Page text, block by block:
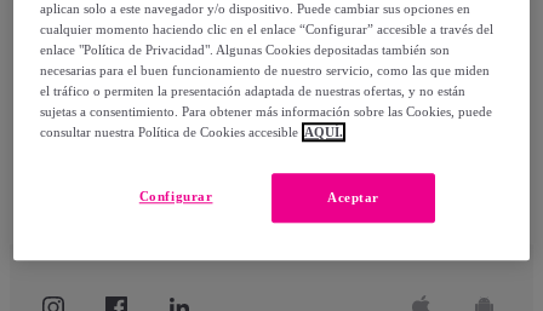
Identificarme
aplican solo a este navegador y/o dispositivo. Puede cambiar sus opciones en
cualquier momento haciendo clic en el enlace “Configurar” accesible a través del
enlace "Política de Privacidad". Algunas Cookies depositadas también son
necesarias para el buen funcionamiento de nuestro servicio, como las que miden
el tráfico o permiten la presentación adaptada de nuestras ofertas, y no están
sujetas a consentimiento. Para obtener más información sobre las Cookies, puede
consultar nuestra Política de Cookies accesible AQUÍ.
Aceptar
Configurar